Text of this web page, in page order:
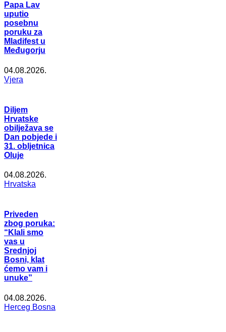
Papa Lav
uputio
posebnu
poruku za
Mladifest u
Međugorju
04.08.2026.
Vjera
Diljem
Hrvatske
obilježava se
Dan pobjede i
31. obljetnica
Oluje
04.08.2026.
Hrvatska
Priveden
zbog poruka:
“Klali smo
vas u
Srednjoj
Bosni, klat
ćemo vam i
unuke”
04.08.2026.
Herceg Bosna